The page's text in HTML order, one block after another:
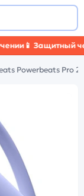
📱 Защитный
Powerbeats Pro 2